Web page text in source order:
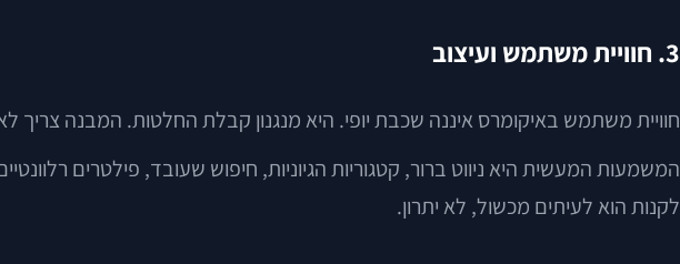
3. חוויית משתמש ועיצוב
חוויית משתמש באיקומרס איננה שכבת יופי. היא מנגנון קבלת החלטות. המבנה
לקנות הוא לעיתים מכשול, לא יתרון.